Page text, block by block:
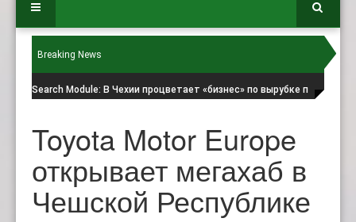
Breaking News
Search Module: В Чехии процветает «бизнес» по вырубке п
Toyota Motor Europe
открывает мегахаб в
Чешской Республике